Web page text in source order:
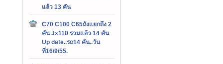
แล้ว 13 คัน
C70 C100 C65ถังแยกถึง 2
คัน Jx110 รวมแล้ว 14 คัน
Up date..รถ14 คัน..วัน
ที่16/9/55.